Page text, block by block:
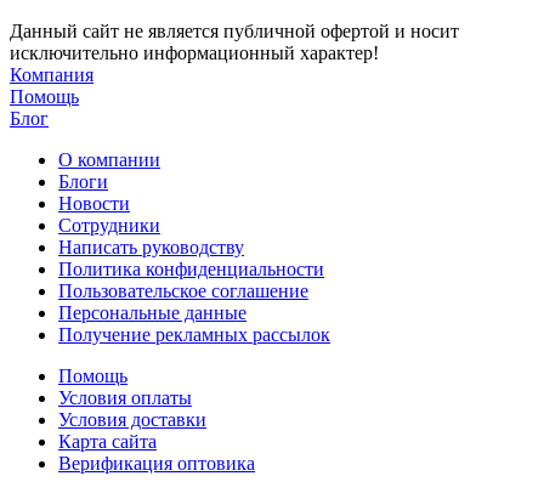
Данный сайт не является публичной офертой и носит
исключительно информационный характер!
Компания
Помощь
Блог
О компании
Блоги
Новости
Сотрудники
Написать руководству
Политика конфиденциальности
Пользовательское соглашение
Персональные данные
Получение рекламных рассылок
Помощь
Условия оплаты
Условия доставки
Карта сайта
Верификация оптовика